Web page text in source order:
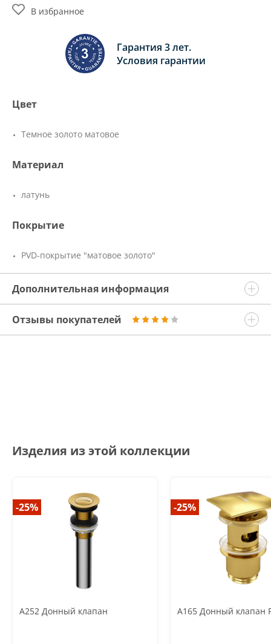
Гарантия 3 лет.
Условия гарантии
В избранное
Цвет
Темное золото матовое
Материал
латунь
Покрытие
PVD-покрытие "матовое золото"
Дополнительная информация
Отзывы покупателей
Изделия из этой коллекции
-25%
A252 Донный клапан
-25%
A165 Донный клапан